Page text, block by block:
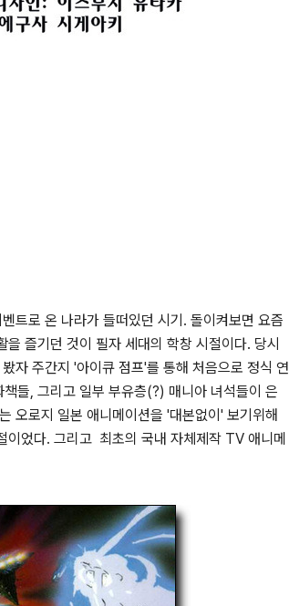
트로 온 나라가 들떠있던 시기. 돌이켜보면 요즘
즐기던 것이 필자 세대의 학창 시절이다. 당시
자 주간지 '아이큐 점프'를 통해 처음으로 정식 연
들, 그리고 일부 부유층(?) 매니아 녀석들이 은
오로지 일본 애니메이션을 '대본없이' 보기위해
이었다. 그리고 최초의 국내 자체제작 TV 애니메